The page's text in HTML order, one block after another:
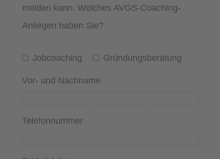
melden kann. Welches AVGS-Coaching-
Anliegen haben Sie?
Jobcoaching Gründungsberatung
Vor- und Nachname
Telefonnummer